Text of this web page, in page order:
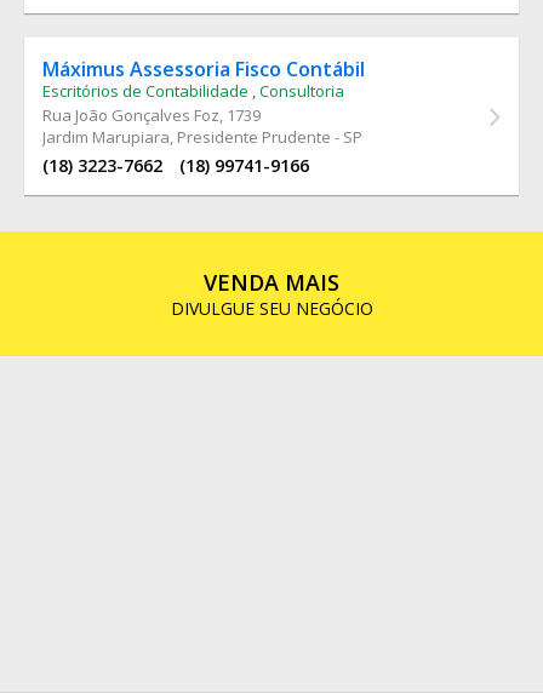
Máximus Assessoria Fisco Contábil
Escritórios de Contabilidade ,Consultoria
Rua João Gonçalves Foz, 1739
Jardim Marupiara, Presidente Prudente - SP
(18) 3223-7662 (18) 99741-9166
VENDA MAIS
DIVULGUE SEU NEGÓCIO